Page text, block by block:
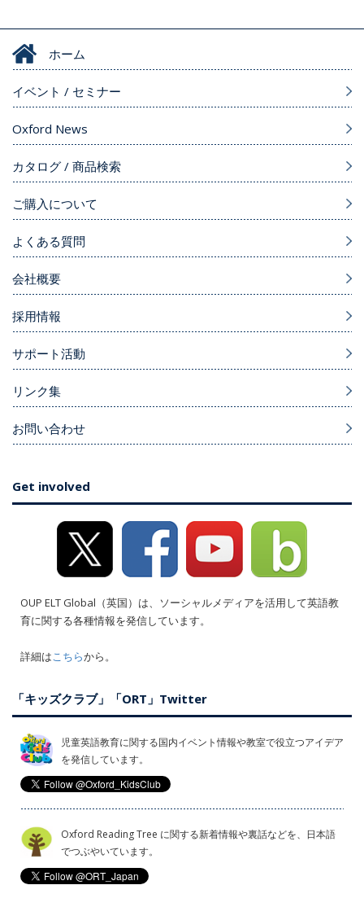
ホーム
イベント / セミナー
Oxford News
カタログ / 商品検索
ご購入について
よくある質問
会社概要
採用情報
サポート活動
リンク集
お問い合わせ
Get involved
OUP ELT Global（英国）は、ソーシャルメディアを活用して英語教
育に関する各種情報を発信しています。
詳細はこちらから。
「キッズクラブ」「ORT」Twitter
児童英語教育に関する国内イベント情報や教室で役立つアイデア
を発信しています。
Oxford Reading Tree に関する新着情報や裏話などを、日本語
でつぶやいています。